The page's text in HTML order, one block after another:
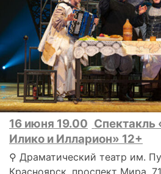
16 июня 19.00 Спектакль
Илико и Илларион» 12+
⚲ Драматический театр им.
Красноярск, проспект Мира,